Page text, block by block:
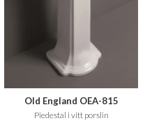
Old England OEA-815
Piedestal i vitt porslin